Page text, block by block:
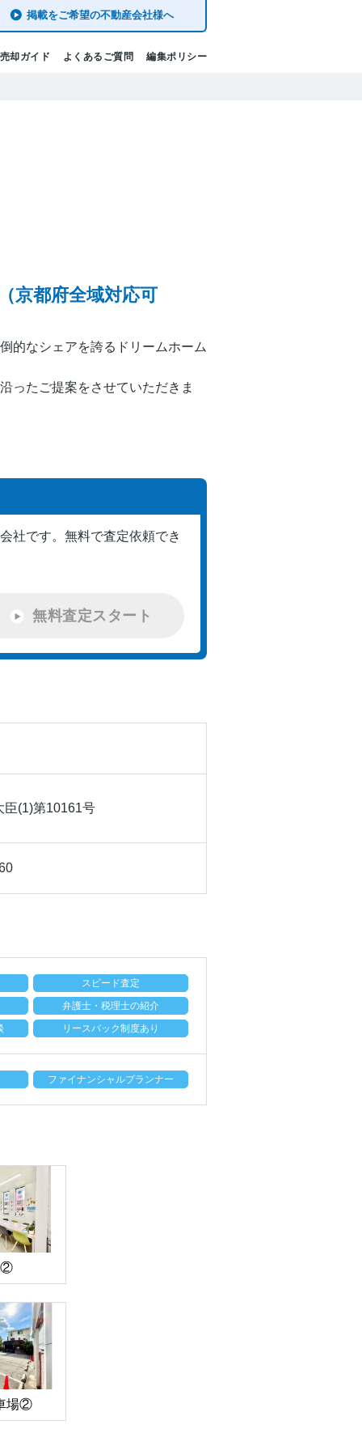
却ガイド よくあるご質問 編集ポリシー
掲載をご希望の不動産会社様へ
京都府全域対応可
的なシェアを誇るドリームホーム
ったご提案をさせていただきま
社です。 無料で査定依頼でき
無料査定スタート
臣(1)第10161号
スピード査定
弁護士・税理士の紹介
リースバック制度あり
ファイナンシャルプランナー
②
場②